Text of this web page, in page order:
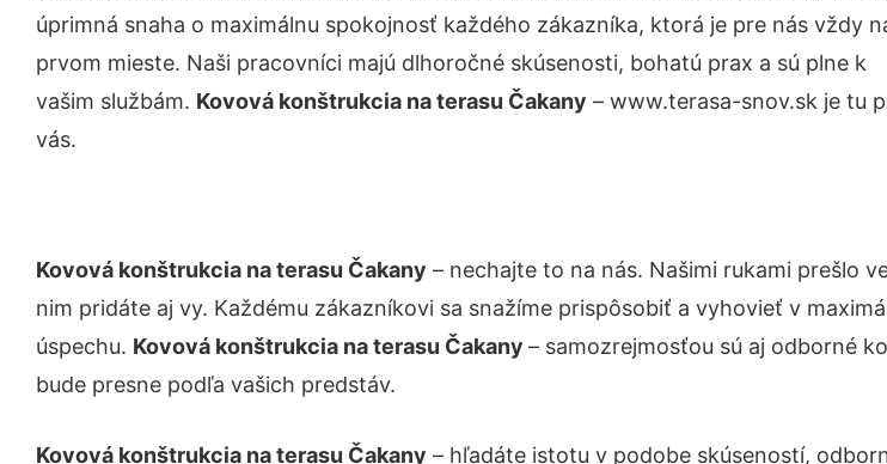
úprimná snaha o maximálnu spokojnosť každého zákazníka, ktorá je pre nás vždy
prvom mieste. Naši pracovníci majú dlhoročné skúsenosti, bohatú prax a sú plne k
vašim službám. Kovová konštrukcia na terasu Čakany – www.terasa-snov.sk je tu
vás.
Kovová konštrukcia na terasu Čakany – nechajte to na nás. Našimi rukami prešlo
nim pridáte aj vy. Každému zákazníkovi sa snažíme prispôsobiť a vyhovieť v
úspechu. Kovová konštrukcia na terasu Čakany – samozrejmosťou sú aj odborné
bude presne podľa vašich predstáv.
Kovová konštrukcia na terasu Čakany – hľadáte istotu v podobe skúseností,